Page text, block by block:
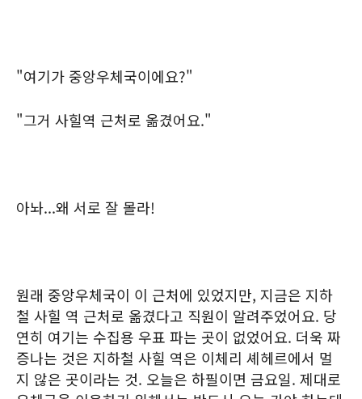
"여기가 중앙우체국이에요?"
"그거 사힐역 근처로 옮겼어요."
아놔...왜 서로 잘 몰라!
원래 중앙우체국이 이 근처에 있었지만, 지금은 지하
철 사힐 역 근처로 옮겼다고 직원이 알려주었어요. 당
연히 여기는 수집용 우표 파는 곳이 없었어요. 더욱 짜
증나는 것은 지하철 사힐 역은 이체리 셰헤르에서 멀
지 않은 곳이라는 것. 오늘은 하필이면 금요일. 제대로